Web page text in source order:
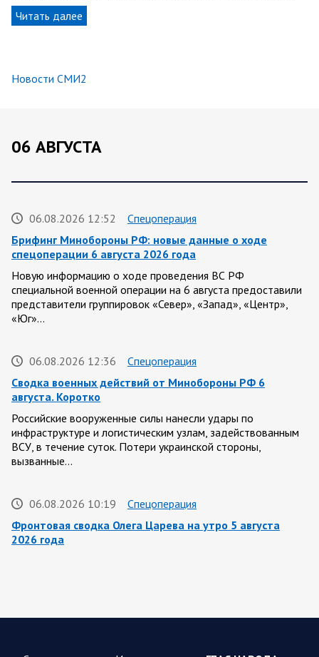
Читать далее
Новости СМИ2
06 АВГУСТА
06.08.2026 12:52
Спецоперация
Брифинг Минобороны РФ: новые данные о ходе
спецоперации 6 августа 2026 года
Новую информацию о ходе проведения ВС РФ
специальной военной операции на 6 августа предоставили
представители группировок «Север», «Запад», «Центр»,
«Юг»…
06.08.2026 12:36
Спецоперация
Сводка военных действий от Минобороны РФ 6
августа. Коротко
Российские вооруженные силы нанесли удары по
инфраструктуре и логистическим узлам, задействованным
ВСУ, в течение суток. Потери украинской стороны,
вызванные…
06.08.2026 10:19
Спецоперация
Фронтовая сводка Олега Царева на утро 5 августа
2026 года